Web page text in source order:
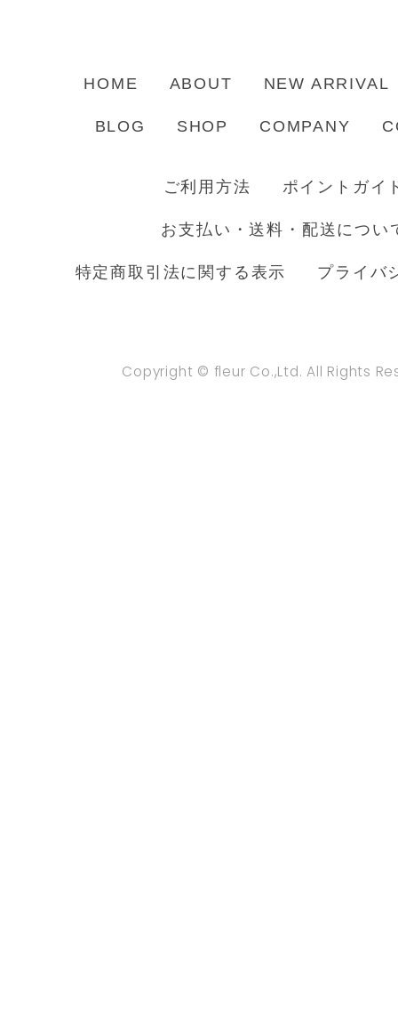
HOME ABOUT NEW ARRIVAL
BLOG SHOP COMPANY
ご利用方法 ポイントガイ
お支払い・送料・配送につい
特定商取引法に関する表示 プライバ
Copyright © fleur Co.,Ltd. All Rights